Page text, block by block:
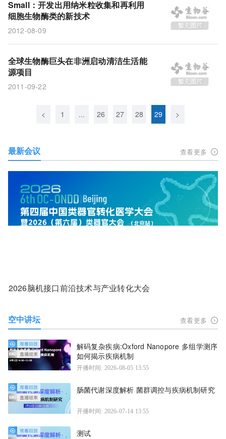
Small：开发出用纳米粒收集和再利用
细胞生物酶类的新技术
2012-08-09
全球生物酶巨头在非洲启动清洁生活能
源项目
2011-09-22
< 1 ... 26 27 28 29 >
最新会议 查看更多
2026脑机接口前沿技术与产业转化大会
空中讲坛 查看更多
解码复杂疾病:Oxford Nanopore 多组学测序
如何揭示疾病机制
开播时间: 2026-08-05 13:55
肠菌代谢深度解析 菌群调控与疾病机制研究
开播时间: 2026-07-14 13:55
测试